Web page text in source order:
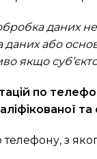
даних
даних або
по
з